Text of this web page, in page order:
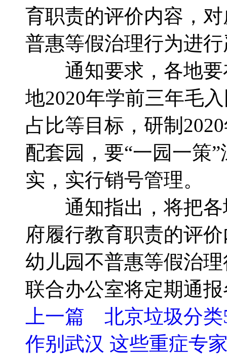
育职责的评价内容，
普惠等假治理行为进
通知要求，各地要
地2020年学前三年毛
占比等目标，研制
配套园，要“一园一策
实，实行销号管理。
通知指出，将把各
府履行教育职责的评
幼儿园不普惠等假治
联合办公室将定期通
上一篇 北京垃圾分类
作别武汉 这些重症专